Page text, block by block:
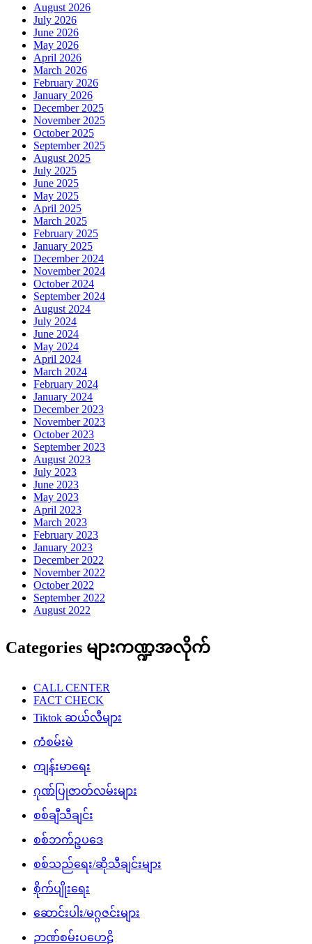
August 2026
July 2026
June 2026
May 2026
April 2026
March 2026
February 2026
January 2026
December 2025
November 2025
October 2025
September 2025
August 2025
July 2025
June 2025
May 2025
April 2025
March 2025
February 2025
January 2025
December 2024
November 2024
October 2024
September 2024
August 2024
July 2024
June 2024
May 2024
April 2024
March 2024
February 2024
January 2024
December 2023
November 2023
October 2023
September 2023
August 2023
July 2023
June 2023
May 2023
April 2023
March 2023
February 2023
January 2023
December 2022
November 2022
October 2022
September 2022
August 2022
Categories များကဏ္ဍအလိုက်
CALL CENTER
FACT CHECK
Tiktok ဆယ်လီများ
ကံစမ်းမဲ
ကျန်းမာရေး
ဂုဏ်ပြုဇာတ်လမ်းများ
စစ်ချီသီချင်း
စစ်ဘက်ဥပဒေ
စစ်သည်ရေး/ဆိုသီချင်းများ
စိုက်ပျိုးရေး
ဆောင်းပါး/မဂ္ဂဇင်းများ
ဉာဏ်စမ်းပဟေဠိ